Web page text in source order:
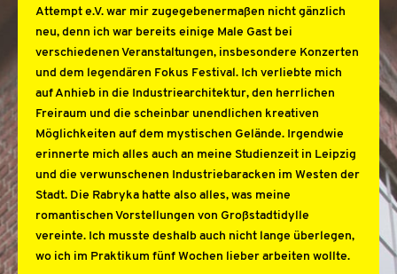
Attempt e.V. war mir zugegebenermaßen nicht gänzlich
neu, denn ich war bereits einige Male Gast bei
verschiedenen Veranstaltungen, insbesondere Konzerten
und dem legendären Fokus Festival. Ich verliebte mich
auf Anhieb in die Industriearchitektur, den herrlichen
Freiraum und die scheinbar unendlichen kreativen
Möglichkeiten auf dem mystischen Gelände. Irgendwie
erinnerte mich alles auch an meine Studienzeit in Leipzig
und die verwunschenen Industriebaracken im Westen der
Stadt. Die Rabryka hatte also alles, was meine
romantischen Vorstellungen von Großstadtidylle
vereinte. Ich musste deshalb auch nicht lange überlegen,
wo ich im Praktikum fünf Wochen lieber arbeiten wollte.